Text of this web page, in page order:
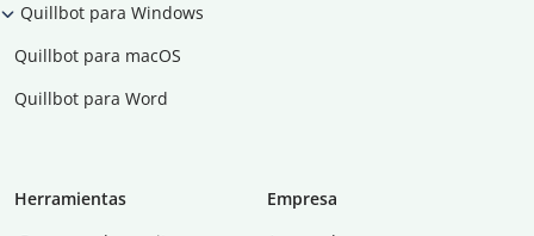
Quillbot para Windows
Quillbot para macOS
Quillbot para Word
Herramientas
Empresa